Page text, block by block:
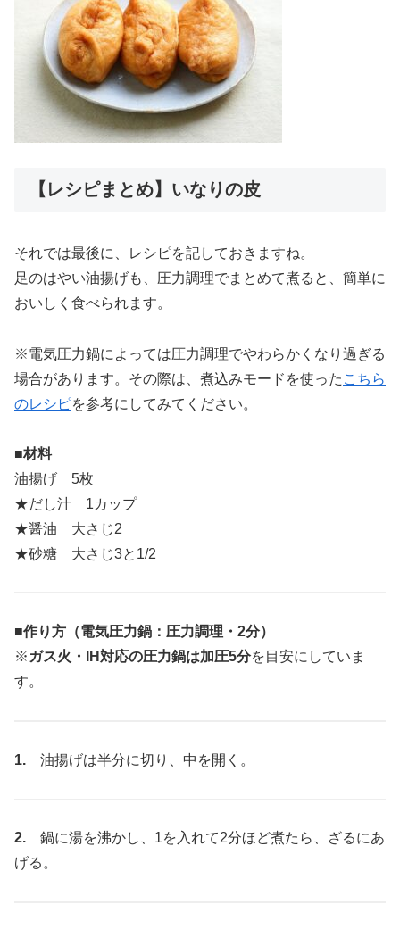
【レシピまとめ】いなりの皮
それでは最後に、レシピを記しておきますね。
足のはやい油揚げも、圧力調理でまとめて煮ると、簡単に
おいしく食べられます。
※電気圧力鍋によっては圧力調理でやわらかくなり過ぎる
場合があります。その際は、煮込みモードを使った こちら
のレシピを参考にしてみてください。
■材料
油揚げ 5枚
★だし汁 1カップ
★醤油 大さじ2
★砂糖 大さじ3と1/2
■作り方（電気圧力鍋：圧力調理・2分）
※ ガス火・IH対応の圧力鍋は加圧5分を目安にしていま
す。
1. 油揚げは半分に切り、中を開く。
2. 鍋に湯を沸かし、1を入れて2分ほど煮たら、ざるにあ
げる。